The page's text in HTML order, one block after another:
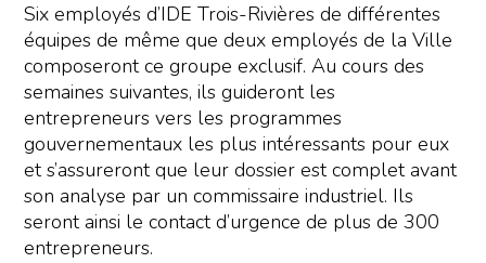
Six employés d’IDE Trois-Rivières de différentes
équipes de même que deux employés de la Ville
composeront ce groupe exclusif. Au cours des
semaines suivantes, ils guideront les
entrepreneurs vers les programmes
gouvernementaux les plus intéressants pour eux
et s’assureront que leur dossier est complet avant
son analyse par un commissaire industriel. Ils
seront ainsi le contact d’urgence de plus de 300
entrepreneurs.